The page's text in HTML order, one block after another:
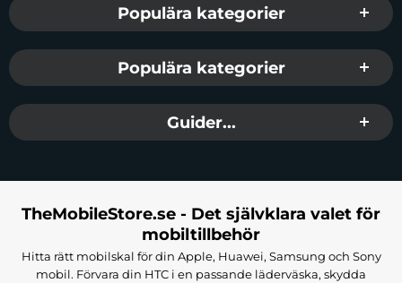
Populära kategorier
Populära kategorier
Guider...
TheMobileStore.se - Det självklara valet för
mobiltillbehör
Hitta rätt mobilskal för din Apple, Huawei, Samsung och Sony
mobil. Förvara din HTC i en passande läderväska, skydda